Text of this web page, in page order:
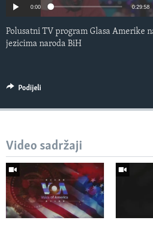
MAGAZIN
O GLASU AMERIKE
0:00 0:29:58
Polusatni TV program Glasa Amerike
jezicima naroda BiH
Podijeli
Video sadržaji